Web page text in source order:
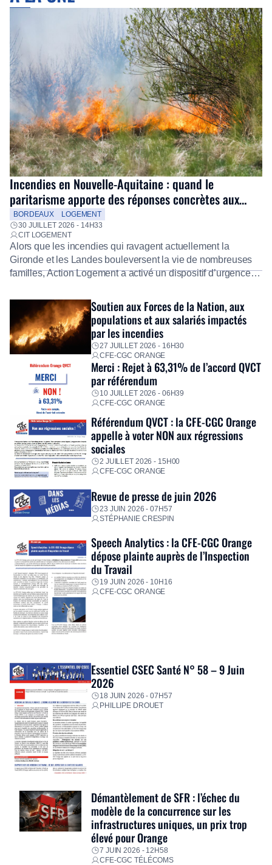
Incendies en Nouvelle-Aquitaine : quand le
paritarisme apporte des réponses concrètes aux
salariés
BORDEAUX
LOGEMENT
30 JUILLET 2026 - 14H33
CIT LOGEMENT
Alors que les incendies qui ravagent actuellement la
Gironde et les Landes bouleversent la vie de nombreuses
familles, Action Logement a activé un dispositif d’urgence
Fidèle à sa mission d’utilité sociale, le Groupe mobilise
immédiatement ses équipes afin de proposer un diagnostic
personnalisé, des aides financières pour faire face aux
premières dépenses, […]
Soutien aux Forces de la Nation, aux
populations et aux salariés impactés
par les incendies
27 JUILLET 2026 - 16H30
CFE-CGC ORANGE
Merci : Rejet à 63,31% de l’accord QVCT
par référendum
10 JUILLET 2026 - 06H39
CFE-CGC ORANGE
Référendum QVCT : la CFE-CGC Orange
appelle à voter NON aux régressions
sociales
2 JUILLET 2026 - 15H00
CFE-CGC ORANGE
Revue de presse de juin 2026
23 JUIN 2026 - 07H57
STÉPHANIE CRESPIN
Speech Analytics : la CFE-CGC Orange
dépose plainte auprès de l’Inspection
du Travail
19 JUIN 2026 - 10H16
CFE-CGC ORANGE
Essentiel CSEC Santé N° 58 – 9 Juin
2026
18 JUIN 2026 - 07H57
PHILLIPE DROUET
Démantèlement de SFR : l’échec du
modèle de la concurrence sur les
infrastructures uniques, un prix trop
élevé pour Orange
7 JUIN 2026 - 12H58
CFE-CGC TÉLÉCOMS